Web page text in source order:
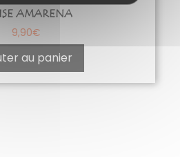
AMARENA
9,90€
au panier